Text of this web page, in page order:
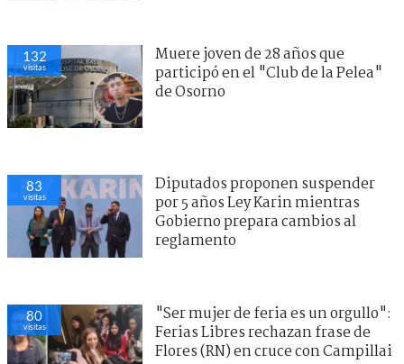
132
visitas
Muere joven de 28 años que
participó en el "Club de la Pelea"
de Osorno
83
visitas
Diputados proponen suspender
por 5 años Ley Karin mientras
Gobierno prepara cambios al
reglamento
80
visitas
"Ser mujer de feria es un orgullo":
Ferias Libres rechazan frase de
Flores (RN) en cruce con Campillai